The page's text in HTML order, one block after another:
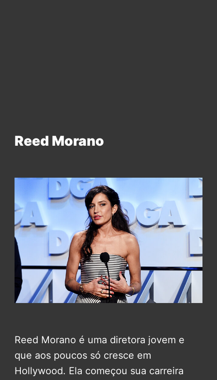
Reed Morano
Reed Morano é uma diretora jovem e
que aos poucos só cresce em
Hollywood. Ela começou sua carreira